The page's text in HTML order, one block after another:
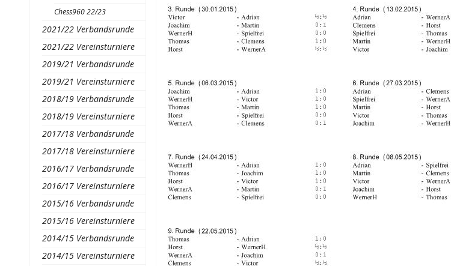
Chess960 22/23
2021/22 Verbandsrunde
2021/22 Vereinsturniere
2019/21 Verbandsrunde
2019/21 Vereinsturniere
2018/19 Verbandsrunde
2018/19 Vereinsturniere
2017/18 Verbandsrunde
2017/18 Vereinsturniere
2016/17 Verbandsrunde
2016/17 Vereinsturniere
2015/16 Verbandsrunde
2015/16 Vereinsturniere
2014/15 Verbandsrunde
2014/15 Vereinsturniere